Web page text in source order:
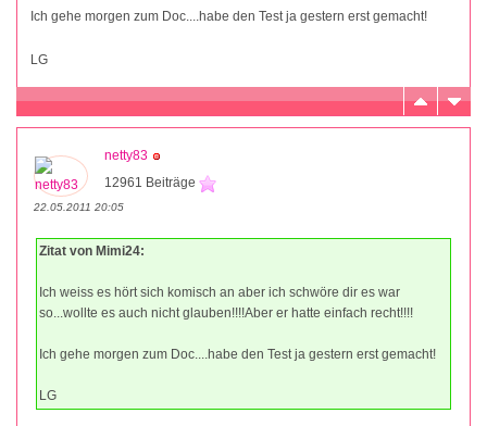
Ich gehe morgen zum Doc....habe den Test ja gestern erst gemacht!
LG
netty83
12961 Beiträge
22.05.2011 20:05
Zitat von Mimi24:
Ich weiss es hört sich komisch an aber ich schwöre dir es war
so...wollte es auch nicht glauben!!!!Aber er hatte einfach recht!!!!
Ich gehe morgen zum Doc....habe den Test ja gestern erst gemacht!
LG